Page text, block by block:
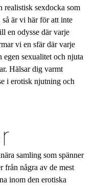
realistisk sexdocka som
är vi här för att inte
en odysse där varje
vi en sfär där varje
egen sexualitet och njuta
Hälsar dig varmt
i erotisk njutning och
samling som spänner
från några av de mest
inom den erotiska